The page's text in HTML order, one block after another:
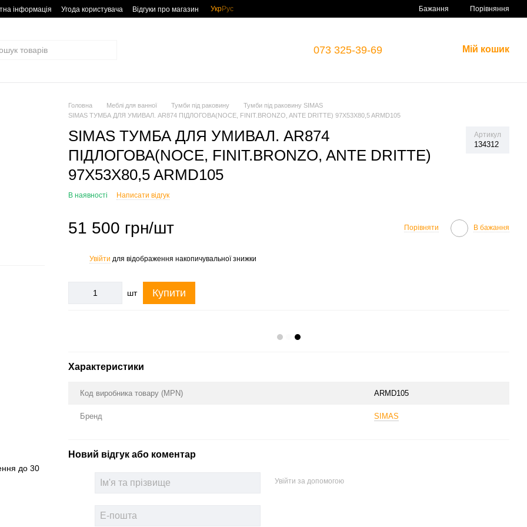
інформація Угода користувача Відгуки про магазин УкрРус Бажання Порівняння
073 325-39-69 Мій кошик
до 30
Головна Меблі для ванної Тумби під раковину
Тумби під раковину SIMAS
SIMAS ТУМБА ДЛЯ УМИВАЛ. AR874 ПІДЛОГОВА(NOCE, FINIT.BRONZO, ANTE DRITTE) 97X53X80,5 ARMD105
SIMAS ТУМБА ДЛЯ УМИВАЛ. AR874
ПІДЛОГОВА(NOCE, FINIT.BRONZO, ANTE DRITTE)
97X53X80,5 ARMD105
Артикул
134312
В наявності Написати відгук
51 500 грн/шт Порівняти В бажання
Увійти для відображення накопичувальної знижки
шт Купити
Характеристики
Код виробника товару (MPN) ARMD105
Бренд SIMAS
Новий відгук або коментар
Увійти за допомогою